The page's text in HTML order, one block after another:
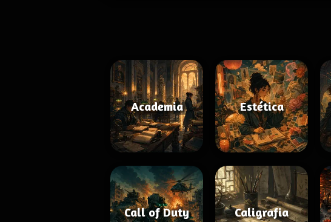
Academia Estética
Call of Duty Caligrafia